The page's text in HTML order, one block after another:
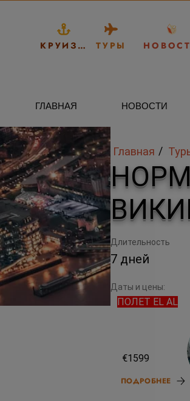
КРУИЗЫ ТУРЫ
ГЛАВНАЯ НОВОСТИ
Главная /
Длительность
7 дней
Даты и цены:
€1599
ПОДРОБНЕЕ
ПОЛЕТ EL AL